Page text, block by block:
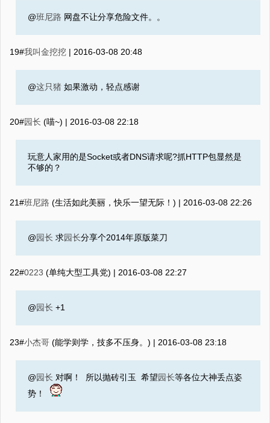
@班尼路 网盘不让分享危险文件。。
19#我叫金挖挖 | 2016-03-08 20:48
@这只猪 如果激动，轻点感谢
20#园长 (喵~) | 2016-03-08 22:18
玩意人家用的是Socket或者DNS请求呢?抓HTTP包显然是
不够的？
21#班尼路 (生活如此美丽，快乐一望无际！) | 2016-03-08 22:26
@园长 求园长分享个2014年原版菜刀
22#0223 (单纯大型工具党) | 2016-03-08 22:27
@园长 +1
23#小杰哥 (能学则学，技多不压身。) | 2016-03-08 23:18
@园长 对啊！ 所以抛砖引玉 希望园长等各位大神丢点姿
势！